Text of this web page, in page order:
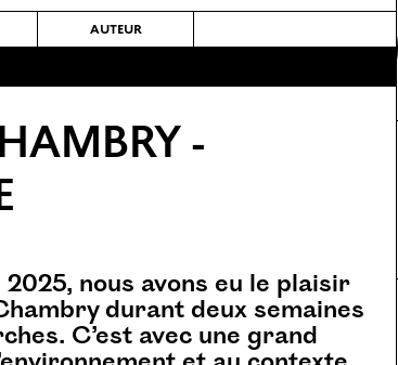
auteur
-
nous avons eu le plaisir
durant deux semaines
C’est avec une grand